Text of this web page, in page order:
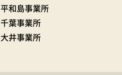
平和島事業所
千葉事業所
大井事業所